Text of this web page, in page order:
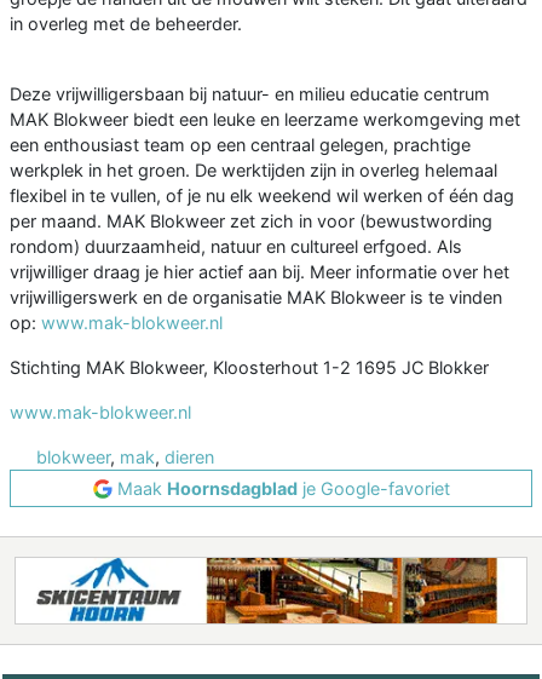
in overleg met de beheerder.
Deze vrijwilligersbaan bij natuur- en milieu educatie centrum
MAK Blokweer biedt een leuke en leerzame werkomgeving met
een enthousiast team op een centraal gelegen, prachtige
werkplek in het groen. De werktijden zijn in overleg helemaal
flexibel in te vullen, of je nu elk weekend wil werken of één dag
per maand. MAK Blokweer zet zich in voor (bewustwording
rondom) duurzaamheid, natuur en cultureel erfgoed. Als
vrijwilliger draag je hier actief aan bij. Meer informatie over het
vrijwilligerswerk en de organisatie MAK Blokweer is te vinden
op: www.mak-blokweer.nl
Stichting MAK Blokweer, Kloosterhout 1-2 1695 JC Blokker
www.mak-blokweer.nl
blokweer, mak, dieren
Maak Hoornsdagbladje Google-favoriet